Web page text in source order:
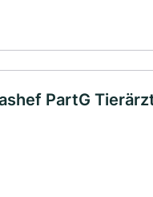
PartG